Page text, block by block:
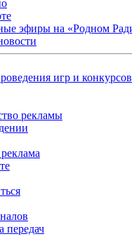
эфиры на «Родном
игр и
рекламы
передач